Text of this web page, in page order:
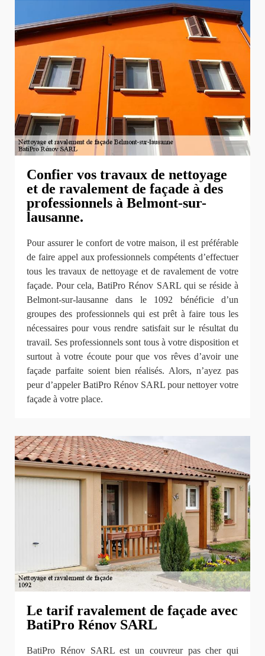
Confier vos travaux de nettoyage
et de ravalement de façade à des
professionnels à Belmont-sur-
lausanne.
Pour assurer le confort de votre maison, il est préférable
de faire appel aux professionnels compétents d’effectuer
tous les travaux de nettoyage et de ravalement de votre
façade. Pour cela, BatiPro Rénov SARL qui se réside à
Belmont-sur-lausanne dans le 1092 bénéficie d’un
groupes des professionnels qui est prêt à faire tous les
nécessaires pour vous rendre satisfait sur le résultat du
travail. Ses professionnels sont tous à votre disposition et
surtout à votre écoute pour que vos rêves d’avoir une
façade parfaite soient bien réalisés. Alors, n’ayez pas
peur d’appeler BatiPro Rénov SARL pour nettoyer votre
façade à votre place.
Le tarif ravalement de façade avec
BatiPro Rénov SARL
BatiPro Rénov SARL est un couvreur pas cher qui